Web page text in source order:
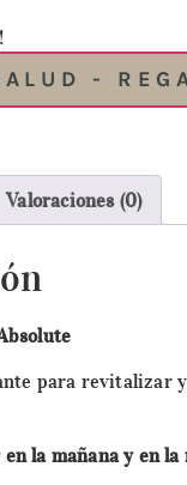
-
Valoraciones (0)
para revitalizar
la mañana y en la